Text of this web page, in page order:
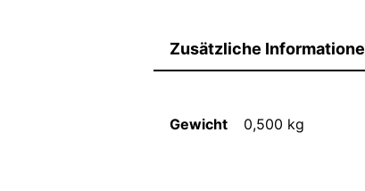
Zusätzliche
Gewicht 0,500 kg